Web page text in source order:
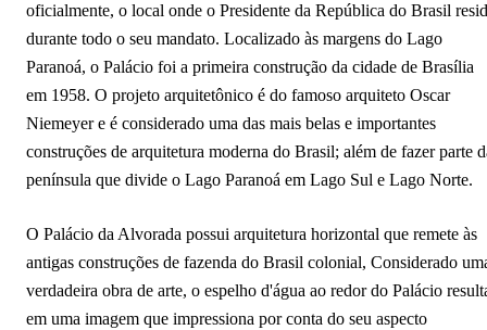
oficialmente, o local onde o Presidente da República do Brasil
durante todo o seu mandato. Localizado às margens do Lago
Paranoá, o Palácio foi a primeira construção da cidade de Brasília
em 1958. O projeto arquitetônico é do famoso arquiteto Oscar
Niemeyer e é considerado uma das mais belas e importantes
construções de arquitetura moderna do Brasil; além de fazer parte
península que divide o Lago Paranoá em Lago Sul e Lago Norte.
O Palácio da Alvorada possui arquitetura horizontal que remete às
antigas construções de fazenda do Brasil colonial, Considerado
verdadeira obra de arte, o espelho d'água ao redor do Palácio
em uma imagem que impressiona por conta do seu aspecto